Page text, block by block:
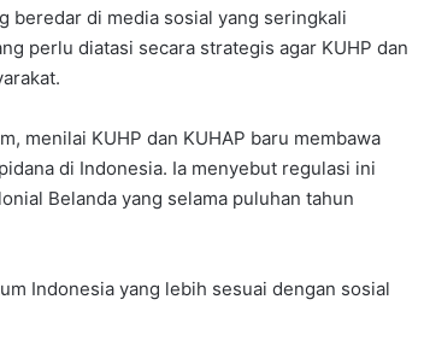
beredar di media sosial yang seringkali
perlu diatasi secara strategis agar KUHP dan
menilai KUHP dan KUHAP baru membawa
di Indonesia. Ia menyebut regulasi ini
Belanda yang selama puluhan tahun
Indonesia yang lebih sesuai dengan sosial